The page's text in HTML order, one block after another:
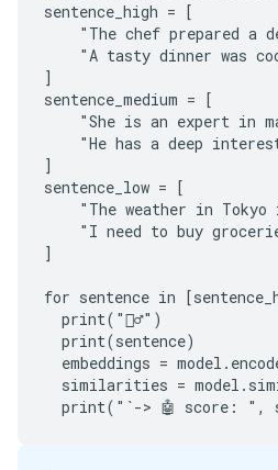
sentence_high = [
"The chef prepared a
"A tasty dinner was
]
sentence_medium = [
"She is an expert in
"He has a deep
]
sentence_low = [
"The weather in Tokyo
"I need to buy
]
for sentence in
  print("🙋‍♂️")
  print(sentence)
embeddings =
similarities =